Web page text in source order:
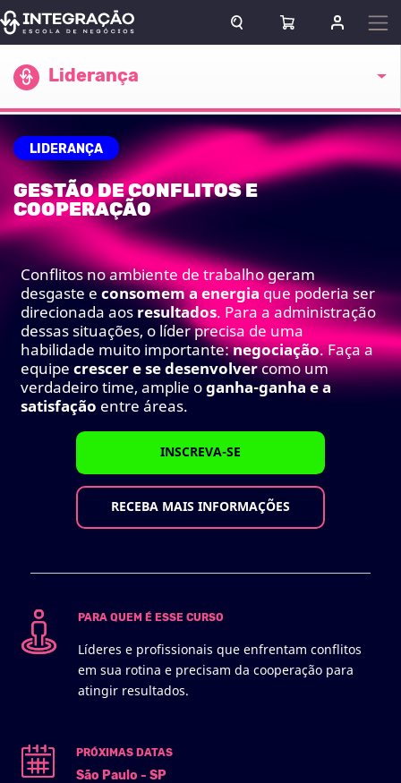
Pular para o conteúdo
ABRIR CAMPO DE BUSCA
ABRIR CARRINHO
ENTRAR
Liderança
LIDERANÇA
GESTÃO DE CONFLITOS E
COOPERAÇÃO
Conflitos no ambiente de trabalho geram
desgaste econsomem a energia que poderia ser
direcionada aos resultados. Para a administração
dessas situações, o líder precisa de uma
habilidade muito importante:negociação. Faça a
equipe crescer e se desenvolvercomo um
verdadeiro time, amplie oganha-ganha e a
satisfação entre áreas.
INSCREVA-SE
RECEBA MAIS INFORMAÇÕES
PARA QUEM É ESSE CURSO
Líderes e profissionais que enfrentam conflitos
em sua rotina e precisam da cooperação para
atingir resultados.
PRÓXIMAS DATAS
São Paulo - SP